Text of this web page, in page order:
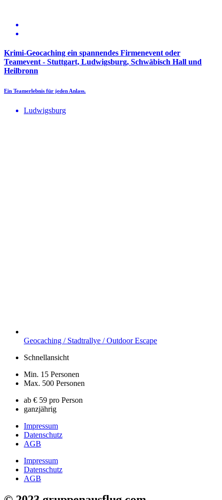
Krimi-Geocaching ein spannendes Firmenevent oder
Teamevent - Stuttgart, Ludwigsburg, Schwäbisch Hall und
Heilbronn
Ein Teamerlebnis für jeden Anlass.
Ludwigsburg
Geocaching / Stadtrallye / Outdoor Escape
Schnellansicht
Min. 15 Personen
Max. 500 Personen
ab € 59 pro Person
ganzjährig
Impressum
Datenschutz
AGB
Impressum
Datenschutz
AGB